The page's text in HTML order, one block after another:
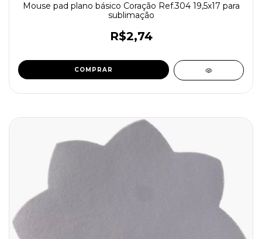
Mouse pad plano básico Coração Ref.304 19,5x17 para
sublimação
R$2,74